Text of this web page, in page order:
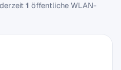
1 öffentliche WLAN-